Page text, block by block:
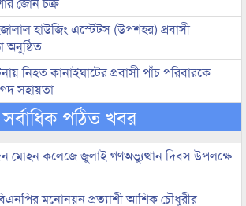
হাউজিং এস্টেটস (উপশহর) প্রবাসী
অনুষ্ঠিত
নিহত কানাইঘাটের প্রবাসী পাঁচ পরিবারকে
সহায়তা
সর্বাধিক পঠিত খবর
মোহন কলেজে জুলাই গণঅভ্যুত্থান দিবস উপলক্ষে
মনোনয়ন প্রত্যাশী আশিক চৌধুরীর